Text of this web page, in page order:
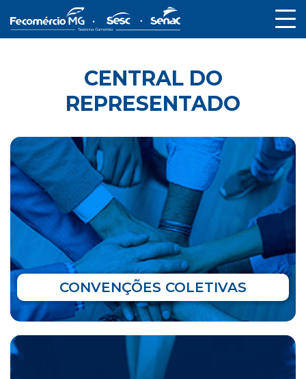
CENTRAL DO
REPRESENTADO
CONVENÇÕES COLETIVAS